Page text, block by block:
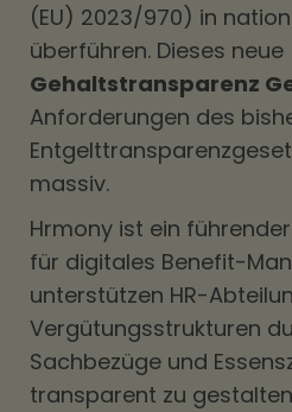
(EU) 2023/970) in
überführen. Dieses neue
Gehaltstransparenz
Anforderungen des
massiv.
Hrmony ist ein
für digitales Benefit-
unterstützen HR-
Vergütungsstrukturen
Sachbezüge und
transparent zu